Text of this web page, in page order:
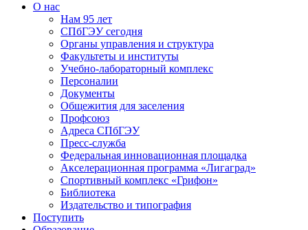
О нас
Нам 95 лет
СПбГЭУ сегодня
Органы управления и структура
Факультеты и институты
Учебно-лабораторный комплекс
Персоналии
Документы
Общежития для заселения
Профсоюз
Адреса СПбГЭУ
Пресс-служба
Федеральная инновационная площадка
Акселерационная программа «Лигаград»­­
Спортивный комплекс «Грифон»
Библиотека
Издательство и типография
Поступить